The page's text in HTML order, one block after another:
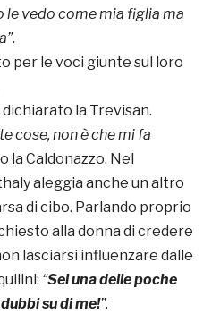
le vedo come mia figlia ma
.
per le voci giunte sul loro
dichiarato la Trevisan.
cose, non è che mi fa
la Caldonazzo. Nel
aleggia anche un altro
di cibo. Parlando proprio
alla donna di credere
lasciarsi influenzare dalle
“Sei una delle poche
su di me!”.